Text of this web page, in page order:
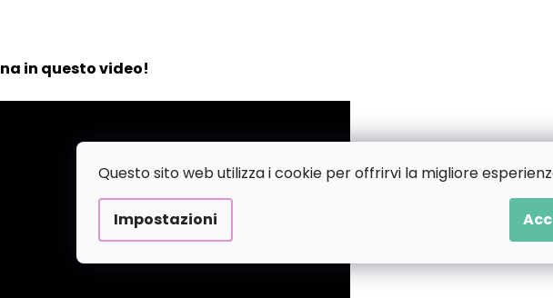
Questo sito web utilizza i cookie per offrirvi la migliore
Impostazioni
in questo video!